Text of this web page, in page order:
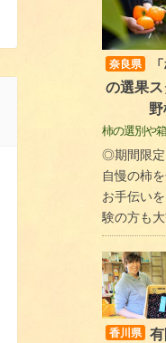
奈良県
の選果
野
柿の選別や
◎期間限定
自慢の柿
お手伝い
験の方も大
香川県